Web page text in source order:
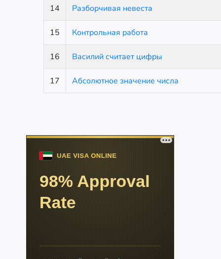
14 Разборчивая невеста
15 Контрольная работа
16 Василий считает цифры
17 Абсолютное значение числа